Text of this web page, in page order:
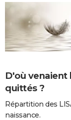
D'où venaient
quittés ?
Répartition des
naissance.